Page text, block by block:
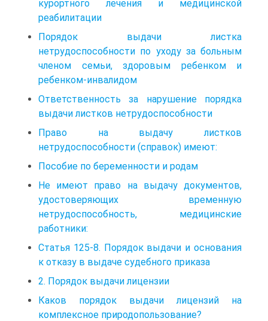
курортного лечения и медицинской
реабилитации
Порядок выдачи листка
нетрудоспособности по уходу за больным
членом семьи, здоровым ребенком и
ребенком-инвалидом
Ответственность за нарушение порядка
выдачи листков нетрудоспособности
Право на выдачу листков
нетрудоспособности (справок) имеют:
Пособие по беременности и родам
Не имеют право на выдачу документов,
удостоверяющих временную
нетрудоспособность, медицинские
работники:
Статья 125-8. Порядок выдачи и основания
к отказу в выдаче судебного приказа
2. Порядок выдачи лицензии
Каков порядок выдачи лицензий на
комплексное природопользование?